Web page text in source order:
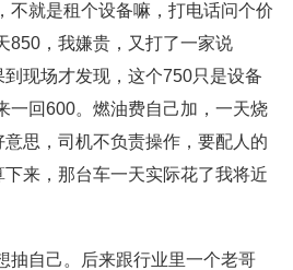
不就是租个设备嘛，打电话问个价
850，我嫌贵，又打了一家说
现场才发现，这个750只是设备
一回600。燃油费自己加，一天烧
思，司机不负责操作，要配人的
来，那台车一天实际花了我将近
抽自己。后来跟行业里一个老哥